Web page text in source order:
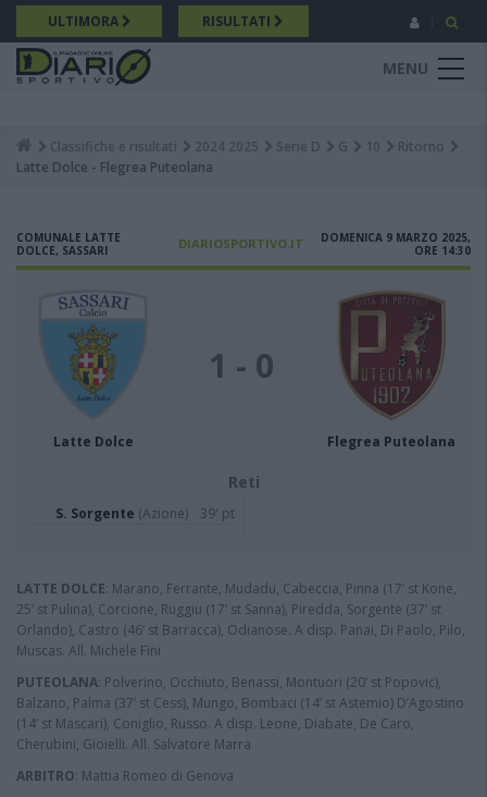
Salta
al
contenuto
principale
ULTIMORA RISULTATI
MENU
Breadcrumb
Classifiche e risultati 2024 2025 Serie D G 10
Ritorno
Latte Dolce - Flegrea Puteolana
COMUNALE LATTE
DOLCE, SASSARI
DIARIOSPORTIVO.IT
DOMENICA 9 MARZO 2025,
ORE 14:30
Latte Dolce
1 - 0
Flegrea Puteolana
Reti
S. Sorgente (Azione) 39' pt
LATTE DOLCE: Marano, Ferrante, Mudadu, Cabeccia, Pinna (17’ st Kone,
25’ st Pulina), Corcione, Ruggiu (17’ st Sanna), Piredda, Sorgente (37’ st
Orlando), Castro (46’ st Barracca), Odianose. A disp. Panai, Di Paolo, Pilo,
Muscas. All. Michele Fini
PUTEOLANA: Polverino, Occhiuto, Benassi, Montuori (20’ st Popovic),
Balzano, Palma (37’ st Cess), Mungo, Bombaci (14’ st Astemio) D’Agostino
(14’ st Mascari), Coniglio, Russo. A disp. Leone, Diabate, De Caro,
Cherubini, Gioielli. All. Salvatore Marra
ARBITRO: Mattia Romeo di Genova